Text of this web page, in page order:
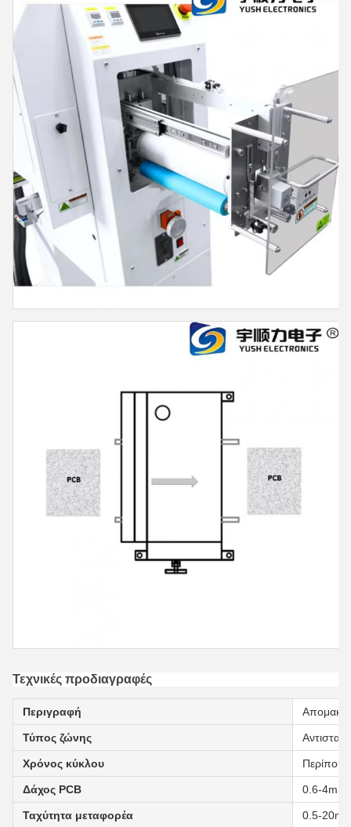
Τεχνικές προδιαγραφές
Περιγραφή
Τύπος ζώνης
Χρόνος κύκλου Περίπου
Δάχος PCB 0.6-4mm
Ταχύτητα μεταφορέα 0.5-20m/